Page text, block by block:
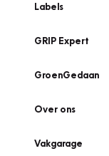
Labels
GRIP Expert
GroenGedaan
Over ons
Vakgarage